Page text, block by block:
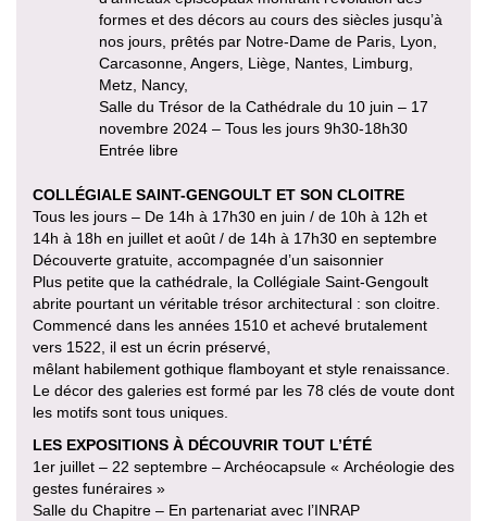
formes et des décors au cours des siècles jusqu’à
nos jours, prêtés par Notre-Dame de Paris, Lyon,
Carcasonne, Angers, Liège, Nantes, Limburg,
Metz, Nancy,
Salle du Trésor de la Cathédrale du 10 juin – 17
novembre 2024 – Tous les jours 9h30-18h30
Entrée libre
COLLÉGIALE SAINT-GENGOULT ET SON CLOITRE
Tous les jours – De 14h à 17h30 en juin / de 10h à 12h et
14h à 18h en juillet et août / de 14h à 17h30 en septembre
Découverte gratuite, accompagnée d’un saisonnier
Plus petite que la cathédrale, la Collégiale Saint-Gengoult
abrite pourtant un véritable trésor architectural : son cloitre.
Commencé dans les années 1510 et achevé brutalement
vers 1522, il est un écrin préservé,
mêlant habilement gothique flamboyant et style renaissance.
Le décor des galeries est formé par les 78 clés de voute dont
les motifs sont tous uniques.
LES EXPOSITIONS À DÉCOUVRIR TOUT L’ÉTÉ
1er juillet – 22 septembre – Archéocapsule « Archéologie des
gestes funéraires »
Salle du Chapitre – En partenariat avec l’INRAP